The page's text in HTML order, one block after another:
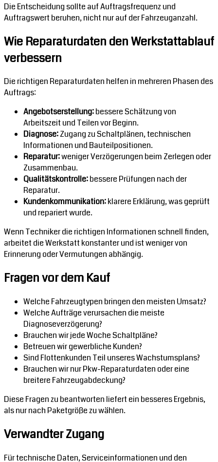
Die Entscheidung sollte auf Auftragsfrequenz und
Auftragswert beruhen, nicht nur auf der Fahrzeuganzahl.
Wie Reparaturdaten den Werkstattablauf
verbessern
Die richtigen Reparaturdaten helfen in mehreren Phasen des
Auftrags:
Angebotserstellung:bessere Schätzung von
Arbeitszeit und Teilen vor Beginn.
Diagnose:Zugang zu Schaltplänen, technischen
Informationen und Bauteilpositionen.
Reparatur:weniger Verzögerungen beim Zerlegen oder
Zusammenbau.
Qualitätskontrolle:bessere Prüfungen nach der
Reparatur.
Kundenkommunikation:klarere Erklärung, was geprüft
und repariert wurde.
Wenn Techniker die richtigen Informationen schnell finden,
arbeitet die Werkstatt konstanter und ist weniger von
Erinnerung oder Vermutungen abhängig.
Fragen vor dem Kauf
Welche Fahrzeugtypen bringen den meisten Umsatz?
Welche Aufträge verursachen die meiste
Diagnoseverzögerung?
Brauchen wir jede Woche Schaltpläne?
Betreuen wir gewerbliche Kunden?
Sind Flottenkunden Teil unseres Wachstumsplans?
Brauchen wir nur Pkw-Reparaturdaten oder eine
breitere Fahrzeugabdeckung?
Diese Fragen zu beantworten liefert ein besseres Ergebnis,
als nur nach Paketgröße zu wählen.
Verwandter Zugang
Für technische Daten, Serviceinformationen und den